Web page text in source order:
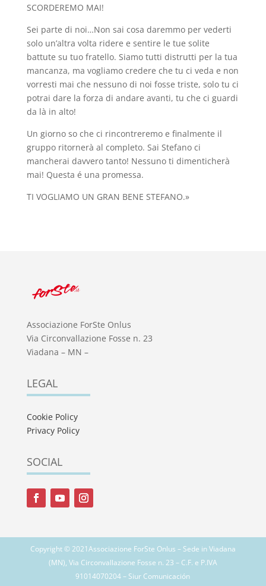
SCORDEREMO MAI!
Sei parte di noi…Non sai cosa daremmo per vederti
solo un’altra volta ridere e sentire le tue solite
battute su tuo fratello. Siamo tutti distrutti per la tua
mancanza, ma vogliamo credere che tu ci veda e non
vorresti mai che nessuno di noi fosse triste, solo tu ci
potrai dare la forza di andare avanti, tu che ci guardi
da là in alto!
Un giorno so che ci rincontreremo e finalmente il
gruppo ritornerà al completo. Sai Stefano ci
mancherai davvero tanto! Nessuno ti dimenticherà
mai! Questa é una promessa.
TI VOGLIAMO UN GRAN BENE STEFANO.»
Associazione ForSte Onlus
Via Circonvallazione Fosse n. 23
Viadana – MN –
LEGAL
Cookie Policy
Privacy Policy
SOCIAL
Copyright © 2021Associazione ForSte Onlus – Sede in Viadana
(MN), Via Circonvallazione Fosse n. 23 – C.F. e P.IVA
91014070204 – Siur Comunicación